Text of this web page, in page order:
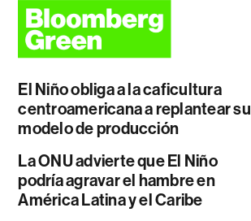
El Niño obliga a la caficultura
centroamericana a replantear su
modelo de producción
La ONU advierte que El Niño
podría agravar el hambre en
América Latina y el Caribe